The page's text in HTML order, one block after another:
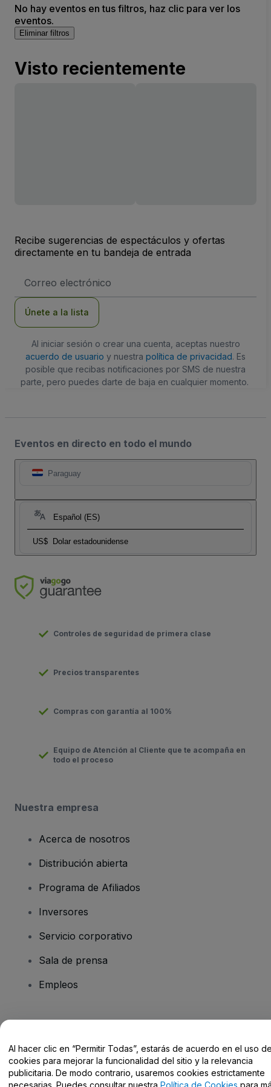
No hay eventos en tus filtros, haz clic para ver los
eventos.
Eliminar filtros
Visto recientemente
Recibe sugerencias de espectáculos y ofertas
directamente en tu bandeja de entrada
de
Únete a la lista
Al iniciar sesión o crear una cuenta, aceptas nuestro
acuerdo de usuario y nuestra política de privacidad. Es
posible que recibas notificaciones por SMS de nuestra
parte, pero puedes darte de baja en cualquier momento.
Eventos en directo en todo el mundo
Paraguay
Español (ES)
US$ Dolar estadounidense
Controles de seguridad de primera clase
Precios transparentes
Compras con garantía al 100%
Equipo de Atención al Cliente que te acompaña en
todo el proceso
Nuestra empresa
Acerca de nosotros
Distribución abierta
Programa de Afiliados
Inversores
Servicio corporativo
Sala de prensa
Empleos
Centro de Ayuda / Contacto
Al hacer clic en “Permitir Todas”, estarás de acuerdo en el uso
cookies para mejorar la funcionalidad del sitio y la relevancia
publicitaria. De modo contrario, usaremos cookies estrictamente
necesarias. Puedes consultar nuestra Política de Cookies para